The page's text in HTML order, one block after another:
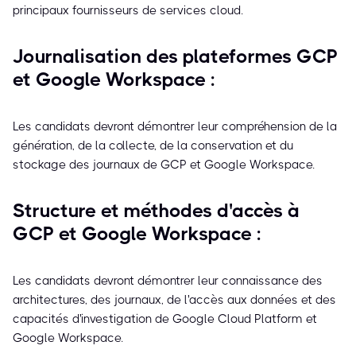
principaux fournisseurs de services cloud.
Journalisation des plateformes GCP
et Google Workspace :
Les candidats devront démontrer leur compréhension de la
génération, de la collecte, de la conservation et du
stockage des journaux de GCP et Google Workspace.
Structure et méthodes d'accès à
GCP et Google Workspace :
Les candidats devront démontrer leur connaissance des
architectures, des journaux, de l'accès aux données et des
capacités d'investigation de Google Cloud Platform et
Google Workspace.